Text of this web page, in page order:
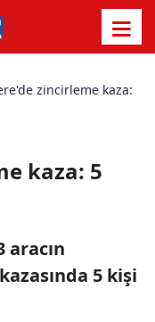
zincirleme kaza:
kaza: 5
aracın
5 kişi